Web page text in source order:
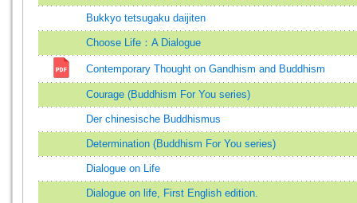
Bukkyo tetsugaku daijiten
Choose Life：A Dialogue
Contemporary Thought on Gandhism and Buddhism
Courage (Buddhism For You series)
Der chinesische Buddhismus
Determination (Buddhism For You series)
Dialogue on Life
Dialogue on life, First English edition.